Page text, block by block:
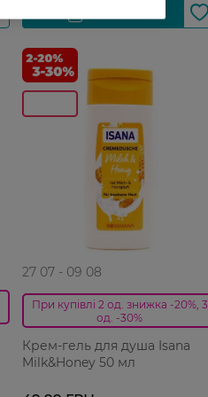
27 07 - 09 08
При купівлі 2 од. знижка -20%, 3
од. -30%
Крем-гель для душа Isana
Milk&Honey 50 мл